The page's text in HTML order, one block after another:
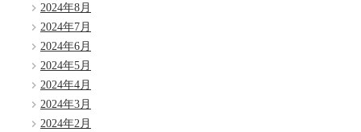
2024年8月
2024年7月
2024年6月
2024年5月
2024年4月
2024年3月
2024年2月